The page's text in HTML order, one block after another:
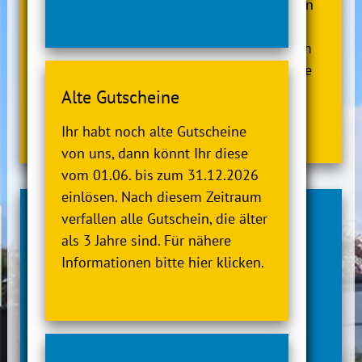
Alte Gutscheine
Ihr habt noch alte Gutscheine
von uns, dann könnt Ihr diese
vom 01.06. bis zum 31.12.2026
einlösen. Nach diesem Zeitraum
verfallen alle Gutschein, die älter
als 3 Jahre sind. Für nähere
Informationen bitte hier klicken.
Ihr habt noch alte Gutscheine von uns, dann
31.12.2026 einlösen. Nach diesem Zeitraum
verfallen alle Gutschein, die älter als 3 Jahre
sind. Für nähere Informationen bitte hier
10.07.2026
Aufzug im Badeland
Betrieb.